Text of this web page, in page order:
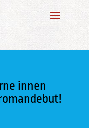
innen